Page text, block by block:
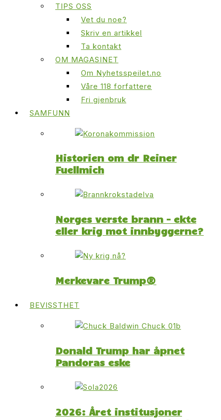
TIPS OSS
Vet du noe?
Skriv en artikkel
Ta kontakt
OM MAGASINET
Om Nyhetsspeilet.no
Våre 118 forfattere
Fri gjenbruk
SAMFUNN
Historien om dr Reiner
Fuellmich
Norges verste brann – ekte
eller krig mot innbyggerne?
Merkevare Trump®
BEVISSTHET
Donald Trump har åpnet
Pandoras eske
2026: Året institusjoner